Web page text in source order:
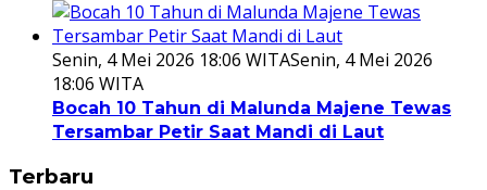
Senin, 4 Mei 2026 18:06 WITASenin, 4 Mei 2026
18:06 WITA
Bocah 10 Tahun di Malunda Majene Tewas
Tersambar Petir Saat Mandi di Laut
Terbaru